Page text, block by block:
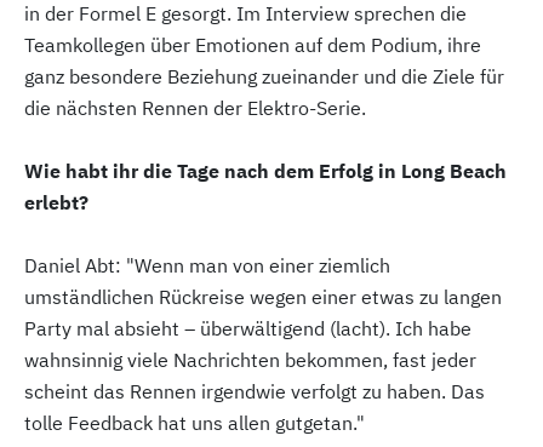
in der Formel E gesorgt. Im Interview sprechen die
Teamkollegen über Emotionen auf dem Podium, ihre
ganz besondere Beziehung zueinander und die Ziele für
die nächsten Rennen der Elektro-Serie.
Wie habt ihr die Tage nach dem Erfolg in Long Beach
erlebt?
Daniel Abt: "Wenn man von einer ziemlich
umständlichen Rückreise wegen einer etwas zu langen
Party mal absieht – überwältigend (lacht). Ich habe
wahnsinnig viele Nachrichten bekommen, fast jeder
scheint das Rennen irgendwie verfolgt zu haben. Das
tolle Feedback hat uns allen gutgetan."